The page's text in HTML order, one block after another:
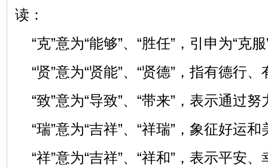
读：
“克”意为“能够”、“胜任”，引申为“克服
“贤”意为“贤能”、“贤德”，指有德行
“致”意为“导致”、“带来”，表示通过
“瑞”意为“吉祥”、“祥瑞”，象征好运
“祥”意为“吉祥”、“祥和”，表示平安、